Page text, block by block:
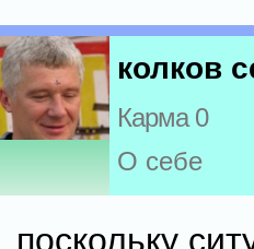
колков
Карма 0
О себе
поскольку